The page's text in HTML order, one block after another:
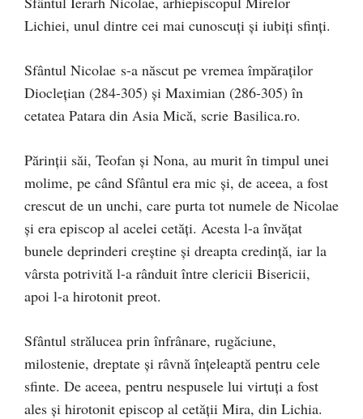
Lichiei, unul dintre cei mai cunoscuți și iubiți sfinți.
Sfântul Nicolae s-a născut pe vremea împăraţilor
Diocleţian (284-305) şi Maximian (286-305) în
cetatea Patara din Asia Mică, scrie Basilica.ro.
Părinţii săi, Teofan şi Nona, au murit în timpul unei
molime, pe când Sfântul era mic şi, de aceea, a fost
crescut de un unchi, care purta tot numele de Nicolae
şi era episcop al acelei cetăţi. Acesta l-a învăţat
bunele deprinderi creştine şi dreapta credinţă, iar la
vârsta potrivită l-a rânduit între clericii Bisericii,
apoi l-a hirotonit preot.
Sfântul strălucea prin înfrânare, rugăciune,
milostenie, dreptate şi râvnă înţeleaptă pentru cele
sfinte. De aceea, pentru nespusele lui virtuţi a fost
ales şi hirotonit episcop al cetăţii Mira, din Lichia.